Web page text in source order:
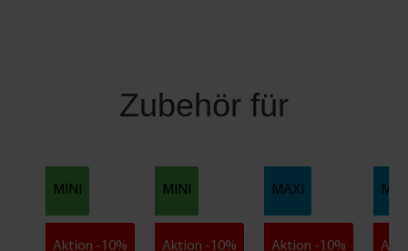
Zubehör für
MINI
Aktion -10%
MINI
Aktion -10%
MAXI
Aktion -10%